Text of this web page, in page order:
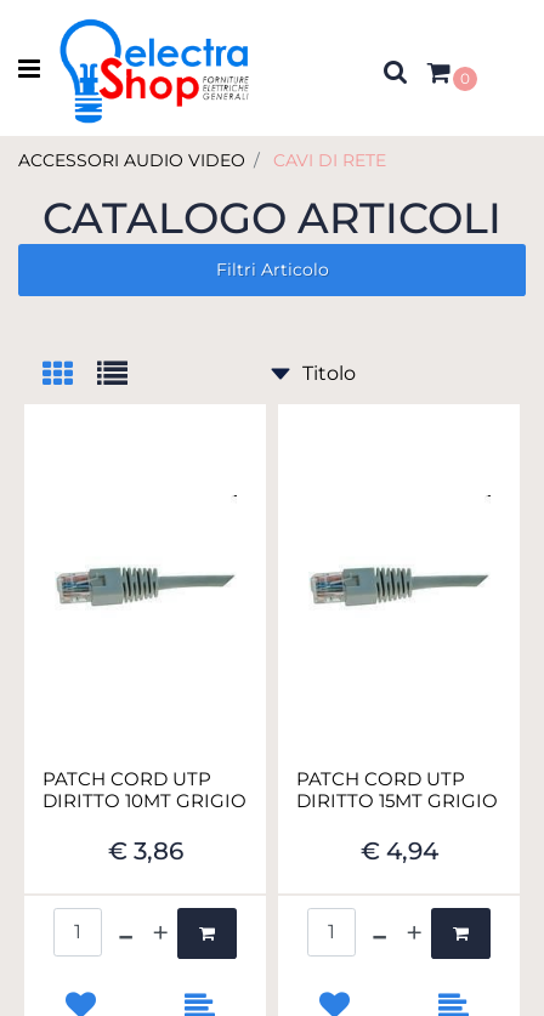
Open menu
0
ACCESSORI AUDIO VIDEO CAVI DI RETE
CATALOGO ARTICOLI
Filtri Articolo
PATCH CORD UTP
DIRITTO 10MT GRIGIO
€ 3,86
PATCH CORD UTP
DIRITTO 15MT GRIGIO
€ 4,94